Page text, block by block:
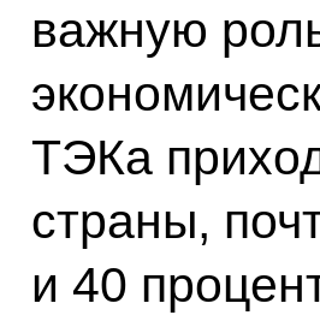
важную
ТЭКа
страны,
и 40